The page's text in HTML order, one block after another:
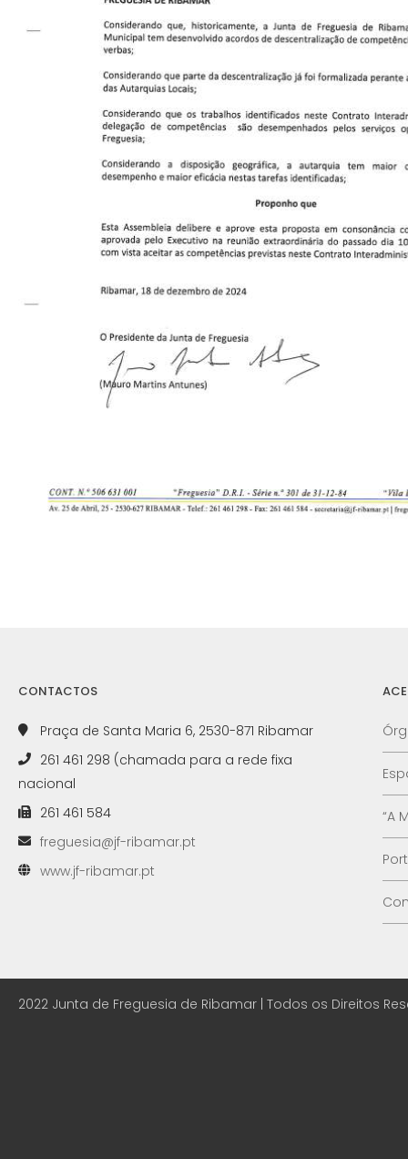
CONTACTOS
Praça de Santa Maria 6, 2530-871 Ribamar
261 461 298 (chamada para a rede fixa
nacional
261 461 584
freguesia@jf-ribamar.pt
www.jf-ribamar.pt
“A
2022 Junta de Freguesia de Ribamar | Todos os Direitos